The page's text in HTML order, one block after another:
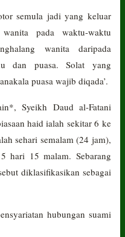
semula jadi yang keluar
pada waktu-waktu
wanita daripada
dan puasa. Solat yang
puasa wajib diqada’.
Syeikh Daud al-Fatani
haid ialah sekitar 6 ke
sehari semalam (24 jam),
hari 15 malam. Sebarang
diklasifikasikan sebagai
hubungan suami